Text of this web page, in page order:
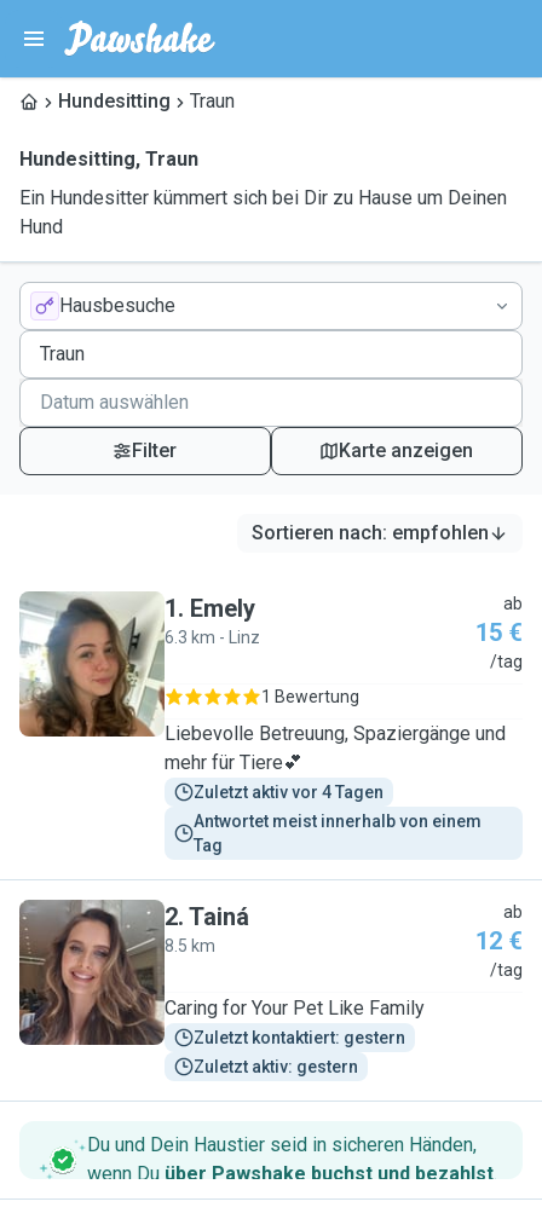
Hundesitting Traun
Hundesitting, Traun
Ein Hundesitter kümmert sich bei Dir zu Hause um Deinen
Hund
Hausbesuche
Filter Karte anzeigen
Sortieren nach: empfohlen
E
1. Emely
6.3 km - Linz
ab
15 €
/tag
1 Bewertung
Liebevolle Betreuung, Spaziergänge und
mehr für Tiere💕
Zuletzt aktiv vor 4 Tagen
Antwortet meist innerhalb von einem
Tag
T
2. Tainá
8.5 km
ab
12 €
/tag
Caring for Your Pet Like Family
Zuletzt kontaktiert: gestern
Zuletzt aktiv: gestern
Du und Dein Haustier seid in sicheren Händen,
wenn Du über Pawshake buchst und bezahlst.